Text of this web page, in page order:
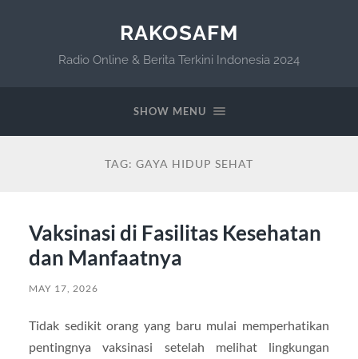
RAKOSAFM
Radio Online & Berita Terkini Indonesia 2024
SHOW MENU
TAG: GAYA HIDUP SEHAT
Vaksinasi di Fasilitas Kesehatan
dan Manfaatnya
MAY 17, 2026
Tidak sedikit orang yang baru mulai memperhatikan
pentingnya vaksinasi setelah melihat lingkungan